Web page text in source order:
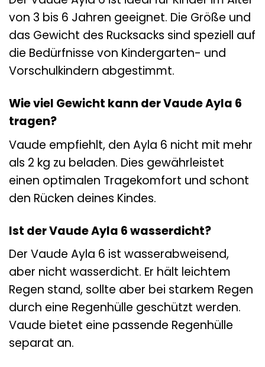
von 3 bis 6 Jahren geeignet. Die Größe und
das Gewicht des Rucksacks sind speziell auf
die Bedürfnisse von Kindergarten- und
Vorschulkindern abgestimmt.
Wie viel Gewicht kann der Vaude Ayla 6
tragen?
Vaude empfiehlt, den Ayla 6 nicht mit mehr
als 2 kg zu beladen. Dies gewährleistet
einen optimalen Tragekomfort und schont
den Rücken deines Kindes.
Ist der Vaude Ayla 6 wasserdicht?
Der Vaude Ayla 6 ist wasserabweisend,
aber nicht wasserdicht. Er hält leichtem
Regen stand, sollte aber bei starkem Regen
durch eine Regenhülle geschützt werden.
Vaude bietet eine passende Regenhülle
separat an.